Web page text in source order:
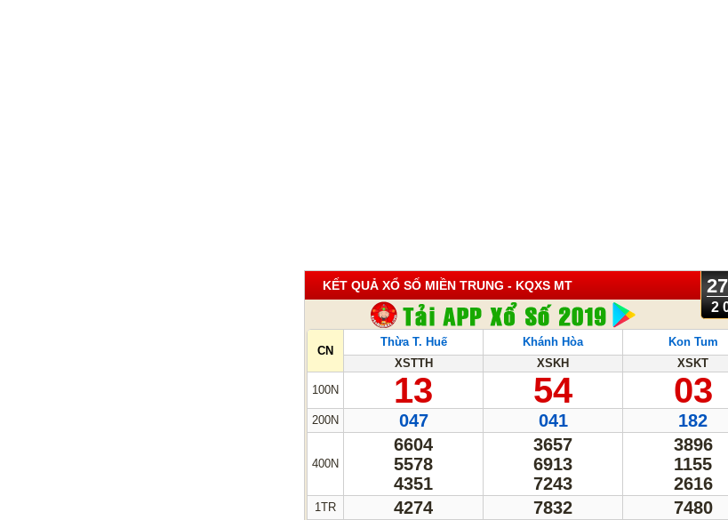
KẾT QUẢ XỔ SỐ MIỀN TRUNG - KQXS MT
CN
100N
200N
400N
1TR
Thừa T. Huế
XSTTH
13
047
6604
5578
4351
4274
Khánh Hòa
XSKH
54
041
3657
6913
7243
7832
Kon Tum
XSKT
03
182
3896
1155
2616
7480